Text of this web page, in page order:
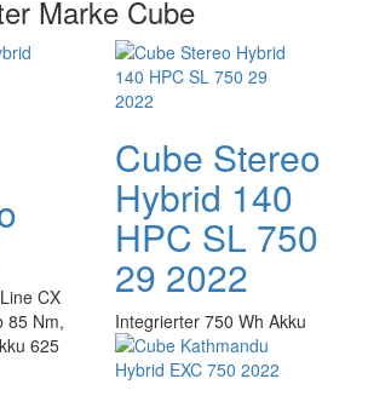
Marke Cube
CX
85 Nm,
625
Cube Stereo
Hybrid 140
HPC SL 750
29 2022
Integrierter 750 Wh Akku